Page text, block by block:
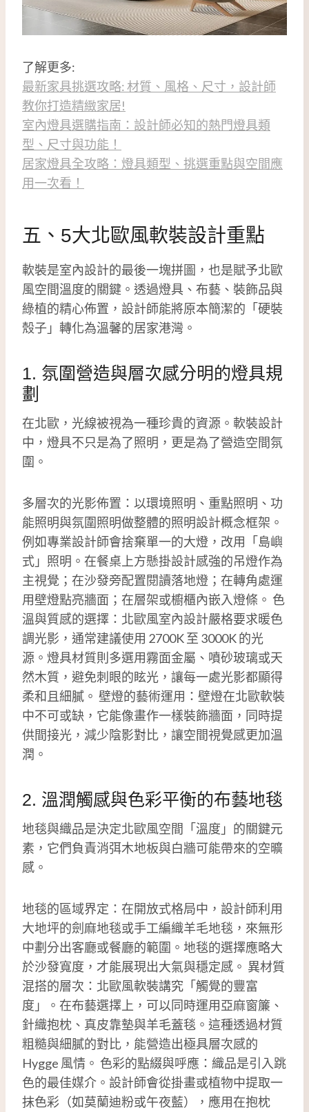
了解更多:
最新家具挑選攻略: 材質、風格、尺寸，設計師
教你打造精緻家居!
室內燈具選購指南：設計師必知的熱門燈具類
型、尺寸與功能！
居家燈具全攻略：燈具類型、挑選重點與空間應
用一次看！
五、5大北歐風軟裝設計重點
軟裝是室內設計的最後一塊拼圖，也是賦予北歐
風空間溫度的關鍵。透過燈具、布藝、裝飾品與
綠植的精心佈置，設計師能將原本簡潔的「硬裝
殼子」轉化為溫馨的居家港灣。
1. 氛圍營造與層次感分明的燈具規
劃
在北歐，光線被視為一種珍貴的資源。軟裝設計
中，燈具不只是為了照明，更是為了營造空間氛
圍。
多層次的光影佈置：以環境照明、重點照明、功
能照明與氛圍照明做整體的照明設計概念框架。
例如專業設計師會捨棄單一的大燈，改用「島嶼
式」照明。在餐桌上方懸掛設計感強的吊燈作為
主視覺；在沙發旁配置閱讀落地燈；在轉角處運
用壁燈點亮牆面；在層架或櫥櫃內嵌入燈條。 色
溫與質感的選擇：北歐風室內設計嚴格要求暖色
調光影，通常建議使用 2700K 至 3000K 的光
源。燈具材質則多選用霧面金屬、噴砂玻璃或天
然木質，避免刺眼的眩光，讓每一處光影都顯得
柔和且細膩。 壁燈的藝術運用：壁燈在北歐軟裝
中不可或缺，它能像畫作一樣裝飾牆面，同時提
供間接光，減少陰影對比，讓空間視覺感更加溫
潤。
2. 溫潤觸感與色彩平衡的布藝地毯
地毯與織品是決定北歐風空間「溫度」的關鍵元
素，它們負責消弭木地板與白牆可能帶來的空曠
感。
地毯的區域界定：在開放式格局中，設計師利用
大地坪的劍麻地毯或手工編織羊毛地毯，來無形
中劃分出客廳或餐廳的範圍。地毯的選擇應略大
於沙發寬度，才能展現出大氣與穩定感。 異材質
混搭的層次：北歐風軟裝講究「觸覺的豐富
度」。在布藝選擇上，可以同時運用亞麻窗簾、
針織抱枕、真皮靠墊與羊毛蓋毯。這種透過材質
粗糙與細膩的對比，能營造出極具層次感的
Hygge 風情。 色彩的點綴與呼應：織品是引入跳
色的最佳媒介。設計師會從掛畫或植物中提取一
抹色彩（如莫蘭迪粉或午夜藍），應用在抱枕